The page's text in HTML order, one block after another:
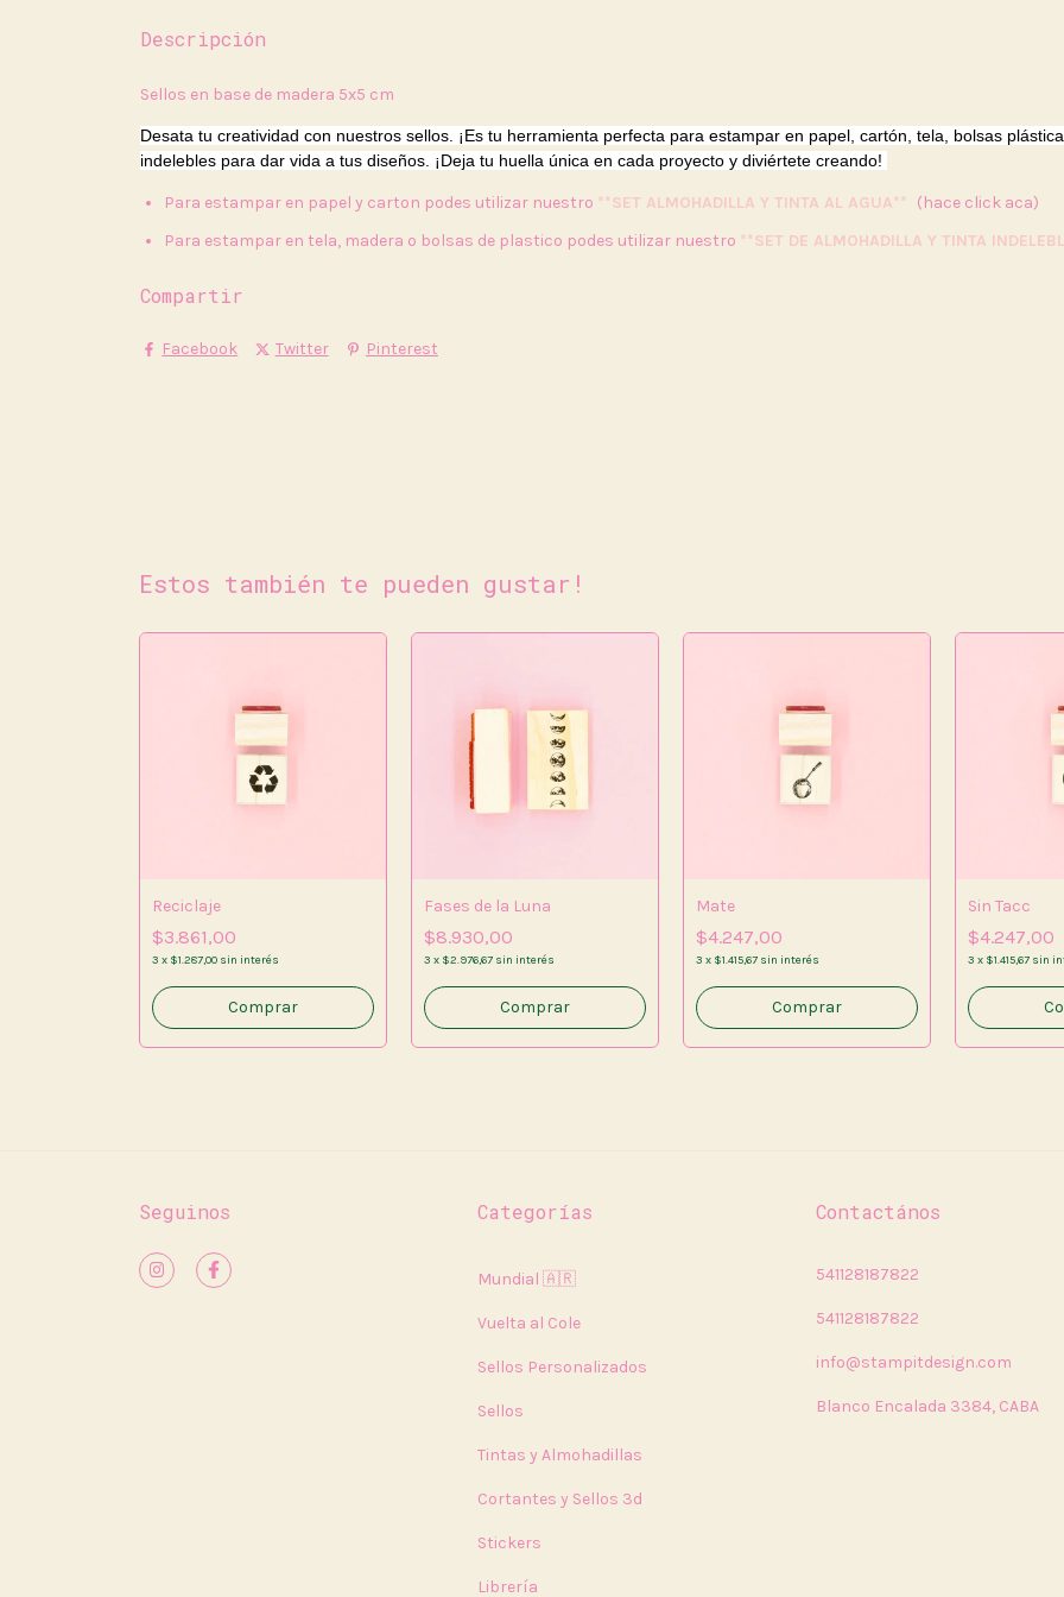
Descripción
Sellos en base de madera 5x5 cm
Desata tu creatividad con nuestros sellos. ¡Es tu herramienta perfecta para estampar en papel, cartón, tela, bolsas
indelebles para dar vida a tus diseños. ¡Deja tu huella única en cada proyecto y diviértete creando!
Para estampar en papel y carton podes utilizar nuestro **SET ALMOHADILLA Y TINTA AL AGUA** (hace click aca)
Para estampar en tela, madera o bolsas de plastico podes utilizar nuestro **SET DE ALMOHADILLA Y TINTA
Compartir
Facebook Twitter Pinterest
Estos también te pueden gustar!
Reciclaje
$3.861,00
3 x $1.287,00 sin interés
Comprar
Fases de la Luna
$8.930,00
3 x $2.976,67 sin interés
Mate
$4.247,00
3 x $1.415,67 sin interés
Sin Tacc
$4.247,00
3 x $1.415,67 sin
Seguinos Categorías
Mundial 🇦🇷
Vuelta al Cole
Sellos Personalizados
Sellos
Tintas y Almohadillas
Cortantes y Sellos 3d
Stickers
Librería
Contactános
541128187822
541128187822
info@stampitdesign.com
Blanco Encalada 3384, CABA